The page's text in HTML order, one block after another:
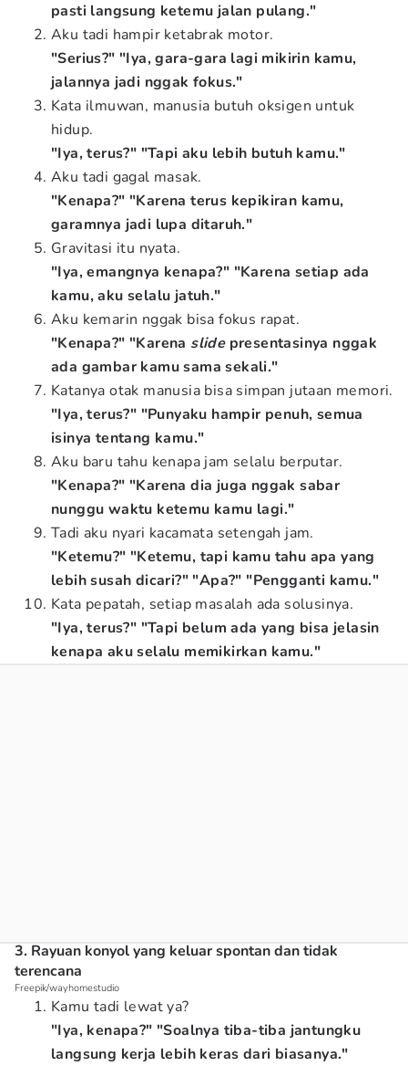
pasti langsung ketemu jalan pulang."
Aku tadi hampir ketabrak motor.
"Serius?" "Iya, gara-gara lagi mikirin kamu,
jalannya jadi nggak fokus."
Kata ilmuwan, manusia butuh oksigen untuk
hidup.
"Iya, terus?" "Tapi aku lebih butuh kamu."
Aku tadi gagal masak.
"Kenapa?" "Karena terus kepikiran kamu,
garamnya jadi lupa ditaruh."
Gravitasi itu nyata.
"Iya, emangnya kenapa?" "Karena setiap ada
kamu, aku selalu jatuh."
Aku kemarin nggak bisa fokus rapat.
"Kenapa?" "Karena slidepresentasinya nggak
ada gambar kamu sama sekali."
Katanya otak manusia bisa simpan jutaan memori.
"Iya, terus?" "Punyaku hampir penuh, semua
isinya tentang kamu."
Aku baru tahu kenapa jam selalu berputar.
"Kenapa?" "Karena dia juga nggak sabar
nunggu waktu ketemu kamu lagi."
Tadi aku nyari kacamata setengah jam.
"Ketemu?" "Ketemu, tapi kamu tahu apa yang
lebih susah dicari?" "Apa?" "Pengganti kamu."
Kata pepatah, setiap masalah ada solusinya.
"Iya, terus?" "Tapi belum ada yang bisa jelasin
kenapa aku selalu memikirkan kamu."
3. Rayuan konyol yang keluar spontan dan tidak
terencana
Freepik/wayhomestudio
Kamu tadi lewat ya?
"Iya, kenapa?" "Soalnya tiba-tiba jantungku
langsung kerja lebih keras dari biasanya."